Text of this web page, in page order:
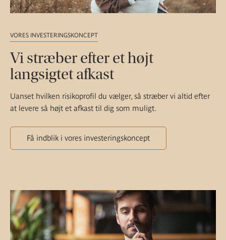
VORES INVESTERINGSKONCEPT
Vi stræber efter et højt
langsigtet afkast
Uanset hvilken risikoprofil du vælger, så stræber vi altid efter
at levere så højt et afkast til dig som muligt.
Få indblik i vores investeringskoncept